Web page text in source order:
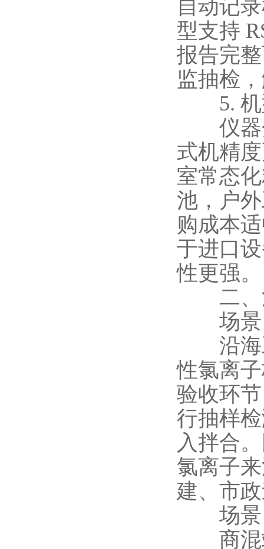
自动记
型支持
报告完
监抽检
5. 机
仪器分
式机精
室常态
池，户
购成本
于进口
性更强。
二、混
场景 1
沿海工
性氯离
验收环
行抽样
入拌合
氯离子
建、市
场景 2
商混站